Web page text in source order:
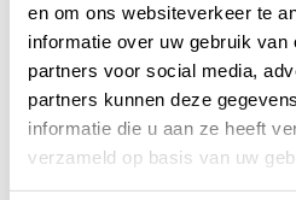
en om ons websiteverkeer te
informatie over uw gebruik van
partners voor social media,
partners kunnen deze
informatie die u aan ze heeft
verzameld op basis van uw
BESCHRIJVING
BEOORDELINGEN (0)